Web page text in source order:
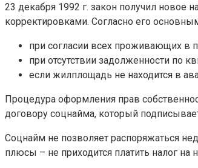
23 декабря 1992 г. закон получил новое
корректировками. Согласно его
при согласии всех проживающих в
при отсутствии задолженности по
если жилплощадь не находится в
Процедура оформления прав
договору соцнайма, который
Соцнайм не позволяет распоряжаться
плюсы – не приходится платить налог на